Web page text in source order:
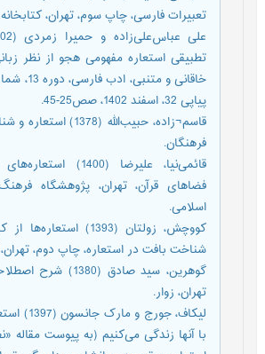
تعبیرات فارسی، چاپ سوم، تهران،
تطبیقی استعاره مفهومی هجو از نظر
پیاپی 32، اسفند 1402، صص25-45.
قاسم¬زاده، حبيب‌الله (1378)
فرهنگان.
قائمی‌نیا، علیرضا (1400)
فضاهای ‌قرآن، تهران، پژوهشگاه
اسلامی.
کووچش، زولتان (1393)
شناخت بافت در استعاره، چاپ دوم، تهران،
گوهرین، سید صادق (1380)
تهران، زوار.
لیکاف، جورج و
با آنها زندگی می‌کنیم (به پیوست مقاله